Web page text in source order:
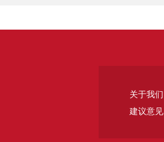
关于我们
建议意见